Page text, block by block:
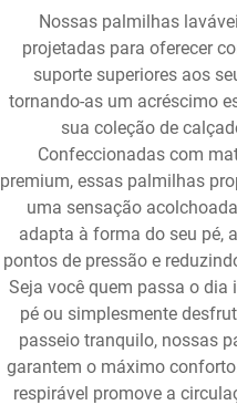
Nossas palmilhas
projetadas para oferecer
suporte superiores aos
tornando-as um acréscimo
sua coleção de
Confeccionadas com
premium, essas palmilhas
uma sensação
adapta à forma do seu pé,
pontos de pressão e
Seja você quem passa o dia
pé ou simplesmente
passeio tranquilo, nossas
garantem o máximo
respirável promove a